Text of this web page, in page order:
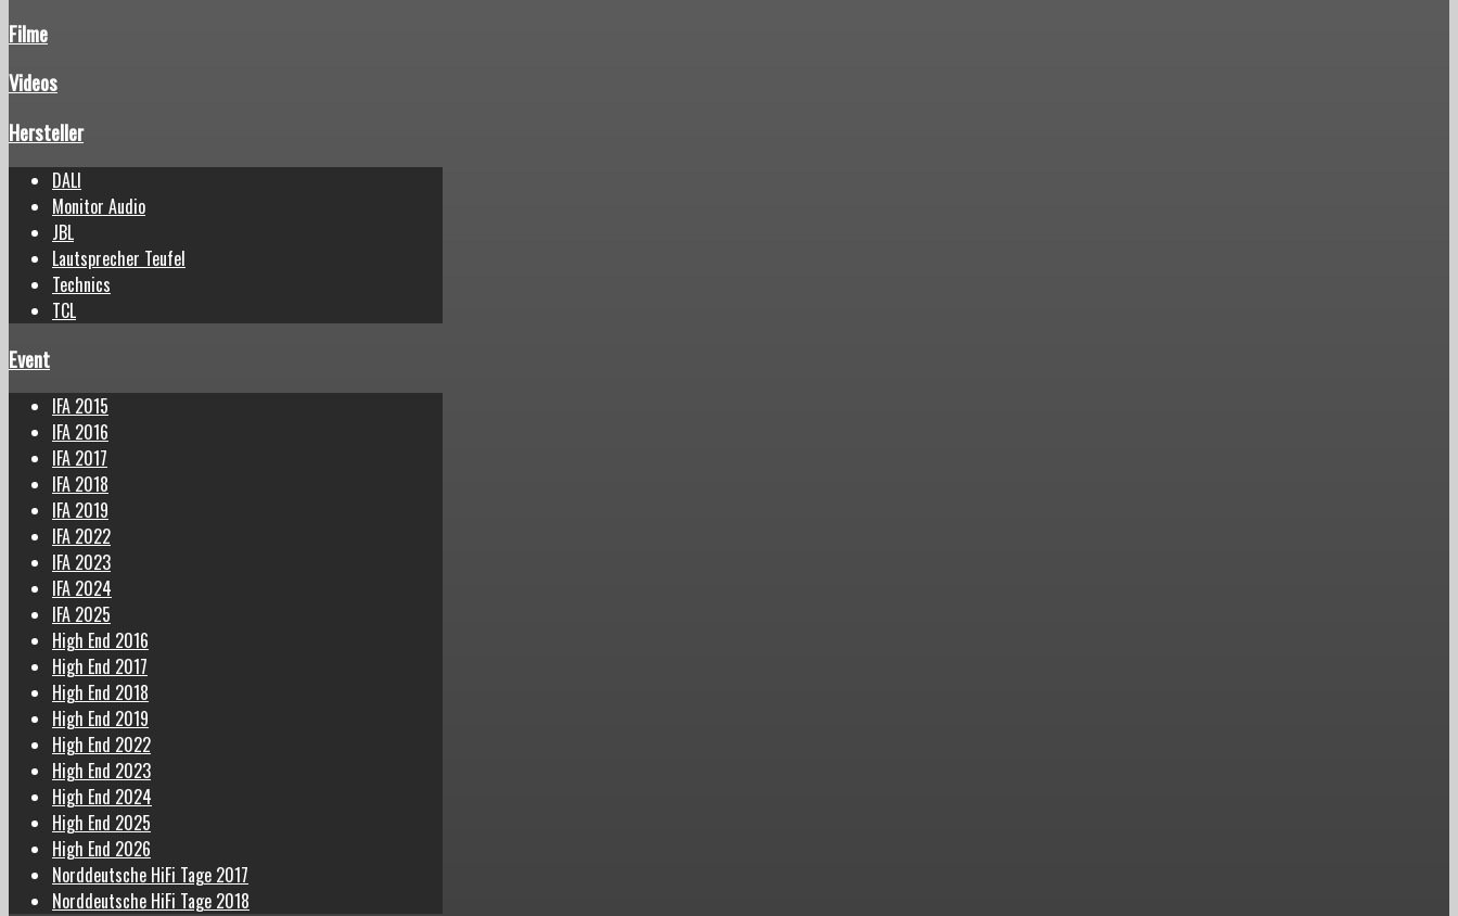
Filme
Videos
Hersteller
DALI
Monitor Audio
JBL
Lautsprecher Teufel
Technics
TCL
Event
IFA 2015
IFA 2016
IFA 2017
IFA 2018
IFA 2019
IFA 2022
IFA 2023
IFA 2024
IFA 2025
High End 2016
High End 2017
High End 2018
High End 2019
High End 2022
High End 2023
High End 2024
High End 2025
High End 2026
Norddeutsche HiFi Tage 2017
Norddeutsche HiFi Tage 2018